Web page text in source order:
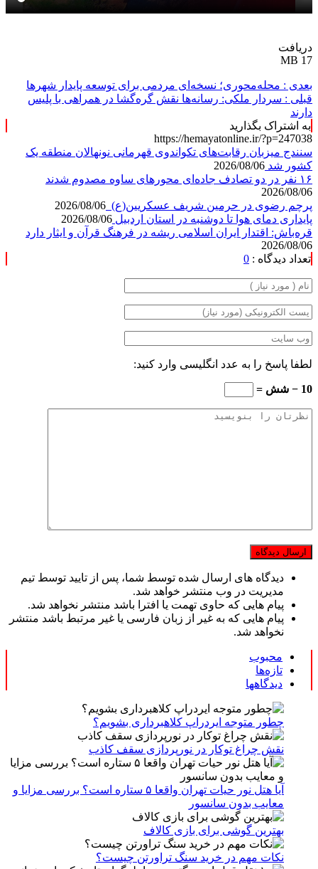
دریافت
17 MB
بعدی : محله‌محوری؛ نسخه‌ای مردمی برای توسعه پایدار شهرها
قبلی : سردار ملکی: رسانه‌ها نقش گره‌گشا در همراهی با پلیس
دارند
به اشتراک بگذارید
https://hemayatonline.ir/?p=247038
سنندج میزبان رقابت‌های تکواندوی قهرمانی نونهالان منطقه یک
کشور شد 2026/08/06
۱۶ نفر در دو تصادف جاده‌ای محورهای ساوه مصدوم شدند
2026/08/06
پرچم رضوی در حرمین شریف عسکریین(ع) 2026/08/06
پایداری دمای هوا تا دوشنبه در استان اردبیل 2026/08/06
قره‌باش: اقتدار ایران اسلامی ریشه در فرهنگ قرآن و ایثار دارد
2026/08/06
تعداد دیدگاه : 0
لطفا پاسخ را به عدد انگلیسی وارد کنید:
10 − شش =
دیدگاه های ارسال شده توسط شما، پس از تایید توسط تیم
مدیریت در وب منتشر خواهد شد.
پیام هایی که حاوی تهمت یا افترا باشد منتشر نخواهد شد.
پیام هایی که به غیر از زبان فارسی یا غیر مرتبط باشد منتشر
نخواهد شد.
محبوب
تازه‌ها
دیدگاهها
چطور متوجه ایردراپ کلاهبرداری بشویم؟
نقش چراغ توکار در نورپردازی سقف کاذب
آیا هتل نور حیات تهران واقعا ۵ ستاره است؟ بررسی مزایا و
معایب بدون سانسور
بهترین گوشی برای بازی کالاف
نکات مهم در خرید سنگ تراورتن چیست؟